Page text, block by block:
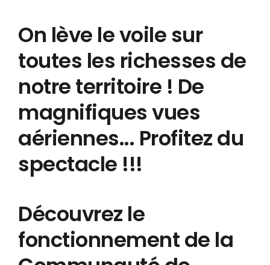
On lève le voile sur
toutes les richesses de
notre territoire ! De
magnifiques vues
aériennes... Profitez du
spectacle !!!
Découvrez le
fonctionnement de la